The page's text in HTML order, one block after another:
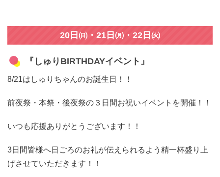
20日㈰・21日㈪・22日㈫
『しゅりBIRTHDAYイベント』
8/21はしゅりちゃんのお誕生日！！
前夜祭・本祭・後夜祭の３日間お祝いイベントを開催！！
いつも応援ありがとうございます！！
3日間皆様へ日ごろのお礼が伝えられるよう精一杯盛り上
げさせていただきます！！